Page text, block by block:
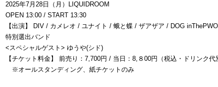
2025年7月28日（月）LIQUIDROOM
OPEN 13:00 / START 13:30
【出演】 DIV / カメレオ / ユナイト / 蛾と蝶 / ザアザア / DOG
特別選出バンド
<スペシャルゲスト> ゆうや(シド)
【チケット料金】 前売り：7,700円 / 当日：8,８00円（税込・ドリンク代
※オールスタンディング、紙チケットのみ